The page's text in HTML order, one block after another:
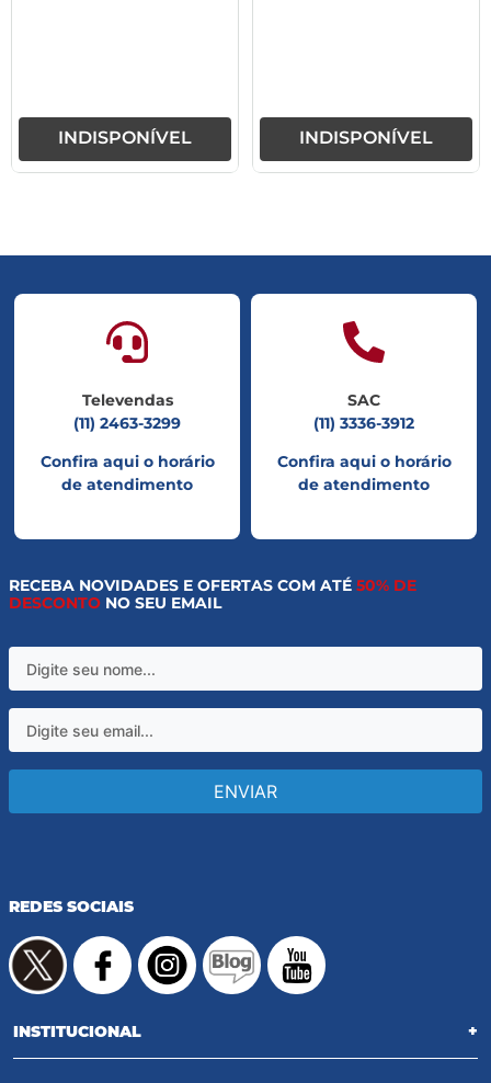
INDISPONÍVEL INDISPONÍVEL
Televendas
(11) 2463-3299
Confira aqui o horário
de atendimento
SAC
(11) 3336-3912
Confira aqui o horário
de atendimento
RECEBA NOVIDADES E OFERTAS COM ATÉ 50% DE
DESCONTO NO SEU EMAIL
ENVIAR
REDES SOCIAIS
INSTITUCIONAL +